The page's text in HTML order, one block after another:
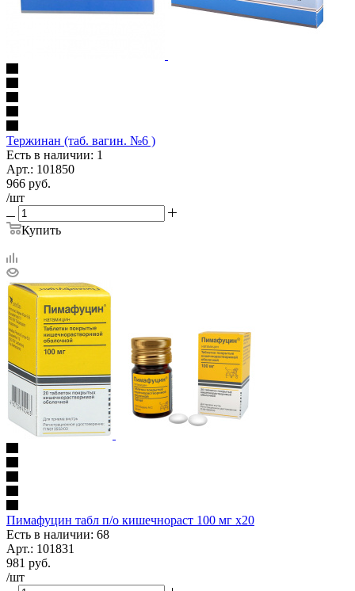
Тержинан (таб. вагин. №6 )
Есть в наличии: 1
Арт.: 101850
966 руб.
/шт
Купить
Пимафуцин табл п/о кишечнораст 100 мг х20
Есть в наличии: 68
Арт.: 101831
981 руб.
/шт